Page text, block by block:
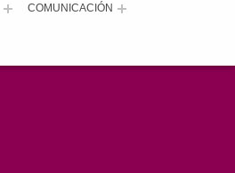
COMUNICACIÓN